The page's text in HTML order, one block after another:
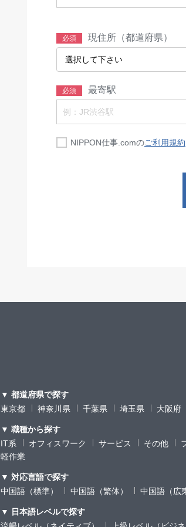
必須 現住所（都道府県）
必須 最寄駅
NIPPON仕事.comのご利用規約
▼ 都道府県で探す
東京都
神奈川県 千葉県 埼玉県 大阪府
▼ 職種から探す
IT系
オフィスワーク サービス その他
軽作業
▼ 対応言語で探す
中国語（標準）
中国語（繁体） 中国語（広
▼ 日本語レベルで探す